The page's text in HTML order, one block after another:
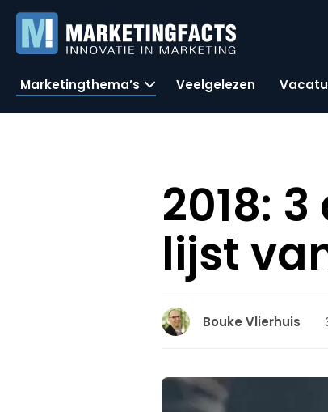
Marketingthema’s Veelgelezen
2018:
lijst
Bouke Vlierhuis